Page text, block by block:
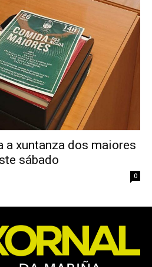
a xuntanza dos maiores
sábado
0